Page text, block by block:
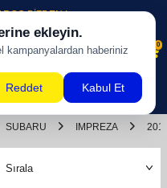
BİZDEN !
0
SUBARU IMPREZA